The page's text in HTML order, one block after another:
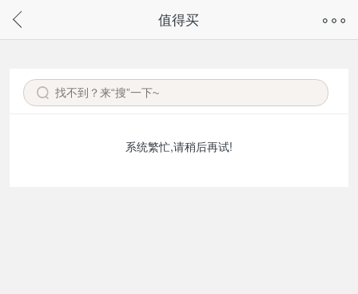
请通过微信或支付宝搜“奇兔客小程序”访问
值得买
系统繁忙,请稍后再试!